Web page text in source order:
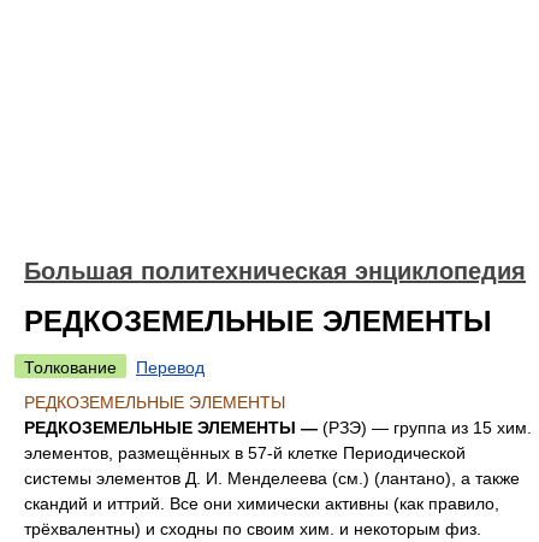
Большая политехническая энциклопедия
РЕДКОЗЕМЕЛЬНЫЕ ЭЛЕМЕНТЫ
Толкование
Перевод
РЕДКОЗЕМЕЛЬНЫЕ ЭЛЕМЕНТЫ
РЕДКОЗЕМЕЛЬНЫЕ ЭЛЕМЕНТЫ — (РЗЭ) — группа из 15 хим.
элементов, размещённых в 57-й клетке Периодической
системы элементов Д. И. Менделеева (см.) (лантано), а также
скандий и иттрий. Все они химически активны (как правило,
трёхвалентны) и сходны по своим хим. и некоторым физ.